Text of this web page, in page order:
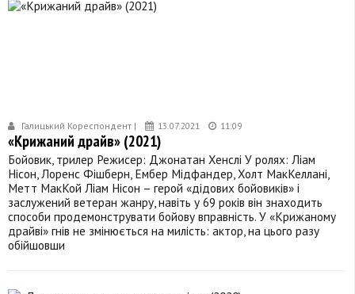
Галицький Кореспондент | 13.07.2021 11:09
«Крижаний драйв» (2021)
Бойовик, трилер Режисер: Джонатан Хенслі У ролях: Ліам
Нісон, Лоренс Фішберн, Ембер Мідфандер, Холт МакКеллані,
Метт МакКой Ліам Нісон – герой «дідових бойовиків» і
заслужений ветеран жанру, навіть у 69 років він знаходить
способи продемонструвати бойову вправність. У «Крижаному
драйві» гнів не змінюється на милість: актор, на цього разу
обійшовши